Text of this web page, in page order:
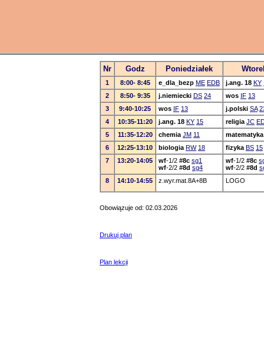
Nr Godz Poniedziałek
1 8:00- 8:45 e_dla_bezp ME EDB j.ang. 18 KY
2
8:50- 9:35 j.niemiecki DS 24 wos IF 13
3
9:40-10:25 wos IF 13 j.polski SA
4
10:35-11:20 j.ang. 18 KY 15 religia JC
5
11:35-12:20 chemia JM 11
matematyka
6
12:25-13:10 biologia RW 18 fizyka BS 15
7
13:20-14:05 wf-1/2 #8c sg1
wf-2/2 #8d sg4
wf-1/2 #8c
wf-2/2 #8d
8
14:10-14:55 z.wyr.mat.8A+8B LOGO
Obowiązuje od: 02.03.2026
Drukuj plan
Plan lekcji